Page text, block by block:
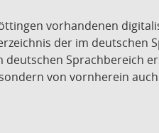
vorhandenen
der im deutschen
Sprachbereich
von vornherein